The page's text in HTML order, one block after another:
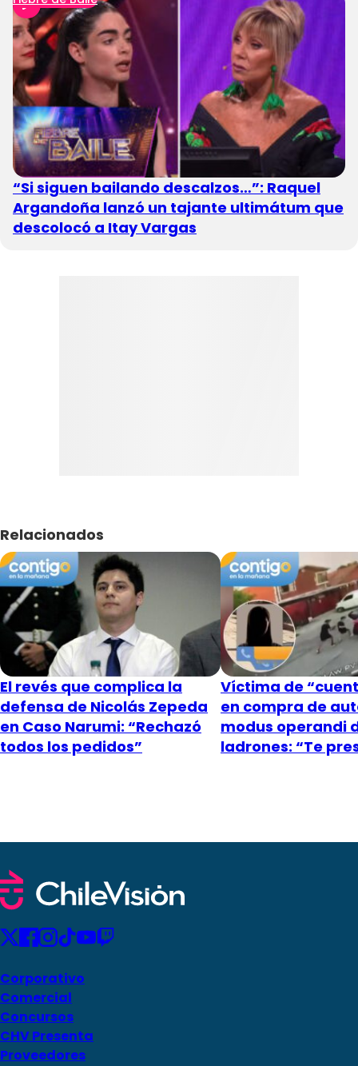
“Si siguen bailando descalzos…”: Raquel
Argandoña lanzó un tajante ultimátum que
descolocó a Itay Vargas
Relacionados
El revés que complica la
defensa de Nicolás Zepeda
en Caso Narumi: “Rechazó
todos los pedidos”
Víctima de
en compra de
modus operandi
ladrones: “Te
Corporativo
Comercial
Concursos
CHV Presenta
Proveedores